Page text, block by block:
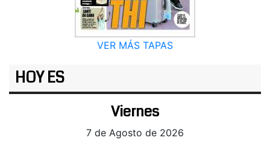
VER MÁS TAPAS
HOY ES
Viernes
7 de Agosto de 2026